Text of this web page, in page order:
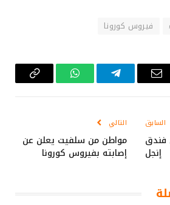
فيروس كورونا
البريد
تيلقرام واتساب Copy
السابق
فندق
إنجل
التالي
مواطن من سلفيت يعلن عن
إصابته بفيروس كورونا